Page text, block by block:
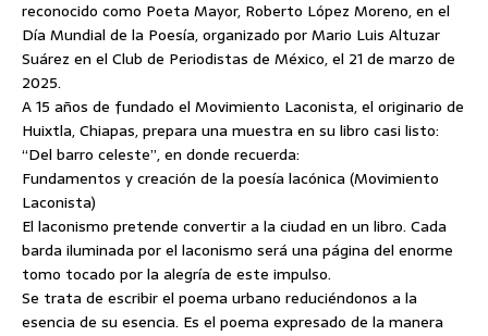
reconocido como Poeta Mayor, Roberto López Moreno, en el
Día Mundial de la Poesía, organizado por Mario Luis Altuzar
Suárez en el Club de Periodistas de México, el 21 de marzo de
2025.
A 15 años de fundado el Movimiento Laconista, el originario de
Huixtla, Chiapas, prepara una muestra en su libro casi listo:
“Del barro celeste”, en donde recuerda:
Fundamentos y creación de la poesía lacónica (Movimiento
Laconista)
El laconismo pretende convertir a la ciudad en un libro. Cada
barda iluminada por el laconismo será una página del enorme
tomo tocado por la alegría de este impulso.
Se trata de escribir el poema urbano reduciéndonos a la
esencia de su esencia. Es el poema expresado de la manera